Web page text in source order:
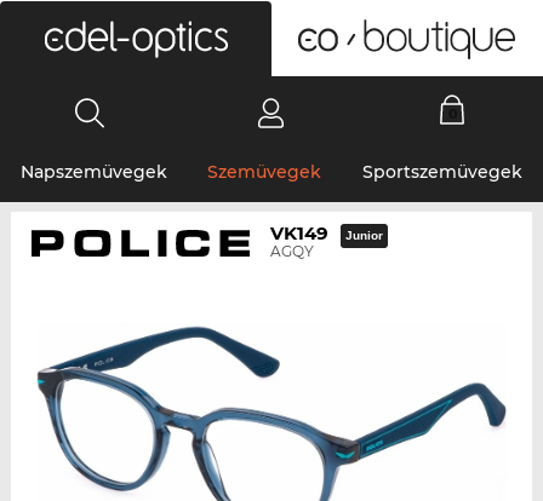
Napszemüvegek Szemüvegek Sportszemüvegek
VK149
AGQY
Junior